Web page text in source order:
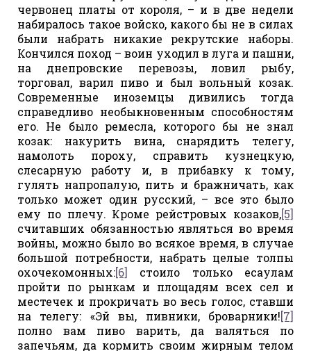
червонец платы от короля, – и в две недели
набиралось такое войско, какого бы не в силах
были набрать никакие рекрутские наборы.
Кончился поход – воин уходил в луга и пашни,
на днепровские перевозы, ловил рыбу,
торговал, варил пиво и был вольный козак.
Современные иноземцы дивились тогда
справедливо необыкновенным способностям
его. Не было ремесла, которого бы не знал
козак: накурить вина, снарядить телегу,
намолоть пороху, справить кузнецкую,
слесарную работу и, в прибавку к тому,
гулять напропалую, пить и бражничать, как
только может один русский, – все это было
ему по плечу. Кроме рейстровых козаков,[5]
считавших обязанностью являться во время
войны, можно было во всякое время, в случае
большой потребности, набрать целые толпы
охочекомонных:[6] стоило только есаулам
пройти по рынкам и площадям всех сел и
местечек и прокричать во весь голос, ставши
на телегу: «Эй вы, пивники, броварники![7]
полно вам пиво варить, да валяться по
запечьям, да кормить своим жирным телом